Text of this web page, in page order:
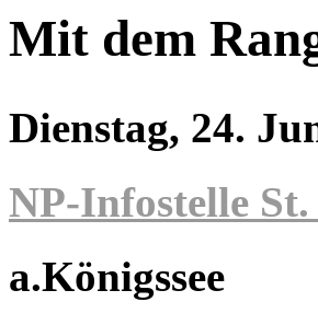
Mit dem
Dienstag, 24.
NP-Infostelle
a.Königssee